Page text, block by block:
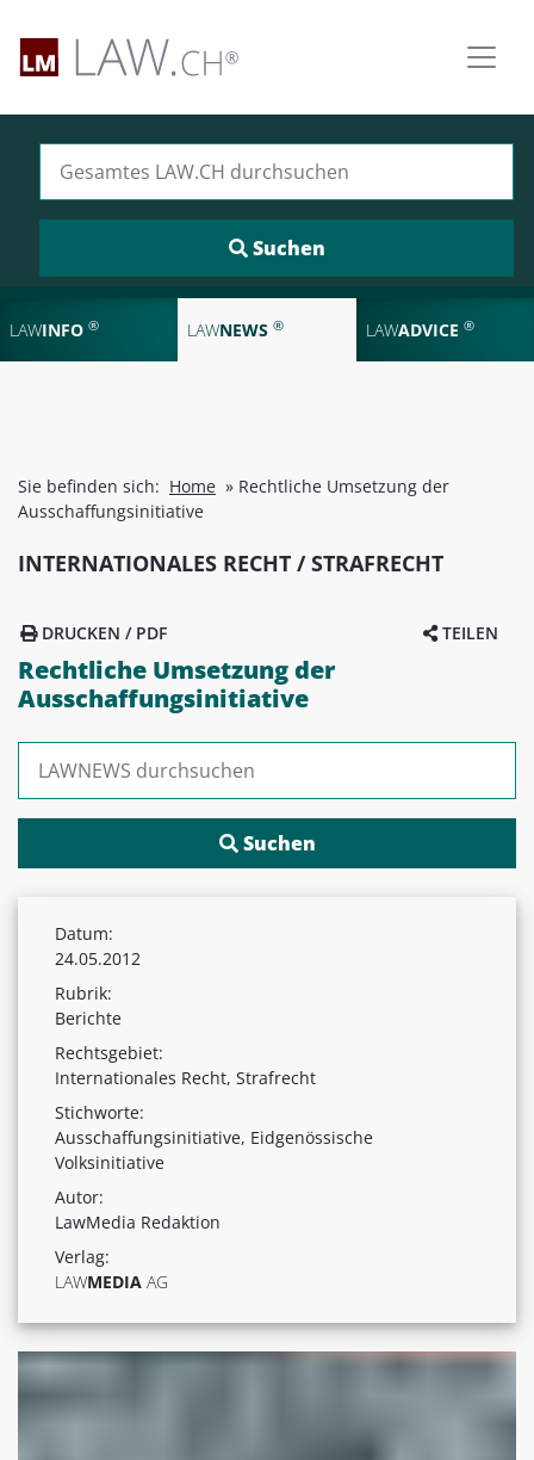
LAWINFO ® LAWNEWS ® LAWADVICE ®
Sie befinden sich: Home » Rechtliche Umsetzung der
Ausschaffungsinitiative
INTERNATIONALES RECHT / STRAFRECHT
TEILEN
DRUCKEN / PDF
Rechtliche Umsetzung der
Ausschaffungsinitiative
Datum:
24.05.2012
Rubrik:
Berichte
Rechtsgebiet:
Internationales Recht, Strafrecht
Stichworte:
Ausschaffungsinitiative, Eidgenössische
Volksinitiative
Autor:
LawMedia Redaktion
Verlag:
LAWMEDIA AG